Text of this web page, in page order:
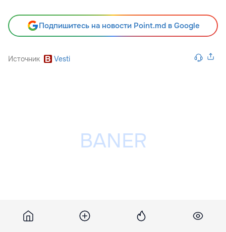
Подпишитесь на новости Point.md в Google
Источник Vesti
Разместить рекламу на сайте